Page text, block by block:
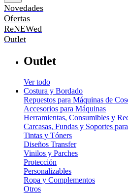
Novedades
Ofertas
ReNEWed
Outlet
Outlet
Ver todo
Costura y Bordado
Repuestos para Máquinas de
Accesorios para Máquinas
Herramientas, Consumibles y
Carcasas, Fundas y Soportes
Tintas y Tóners
Diseños Transfer
Vinilos y Parches
Protección
Personalizables
Ropa y Complementos
Otros